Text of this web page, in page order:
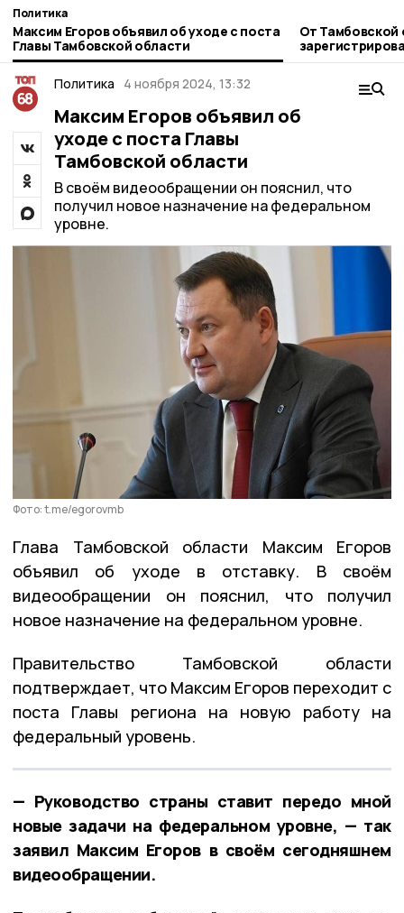
Политика
Максим Егоров объявил об уходе с поста
Главы Тамбовской области
От Тамбовской
кандидата в
Политика
4 ноября 2024, 13:32
Максим Егоров объявил об
уходе с поста Главы
Тамбовской области
В своём видеообращении он пояснил, что
получил новое назначение на федеральном
уровне.
Фото: t.me/egorovmb
Глава Тамбовской области Максим Егоров
объявил об уходе в отставку. В своём
видеообращении он пояснил, что получил
новое назначение на федеральном уровне.
Правительство Тамбовской области
подтверждает, что Максим Егоров переходит с
поста Главы региона на новую работу на
федеральный уровень.
— Руководство страны ставит передо мной
новые задачи на федеральном уровне, — так
заявил Максим Егоров в своём сегодняшнем
видеообращении.